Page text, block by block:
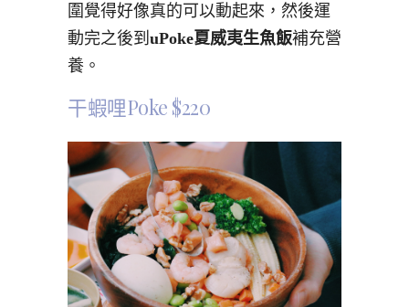
圍覺得好像真的可以動起來，然後運
動完之後到 uPoke夏威夷生魚飯補充營
養。
干蝦哩Poke $220